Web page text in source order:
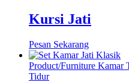
Kursi Jati
Pesan Sekarang
Product/Furniture Kamar
Tidur